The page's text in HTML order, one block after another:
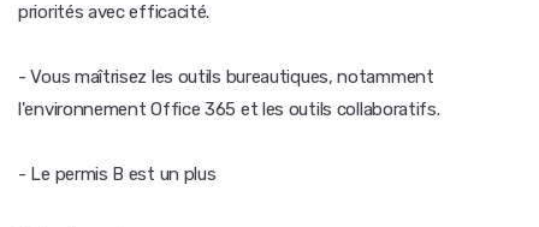
priorités avec efficacité.
- Vous maîtrisez les outils bureautiques, notamment
l'environnement Office 365 et les outils collaboratifs.
- Le permis B est un plus